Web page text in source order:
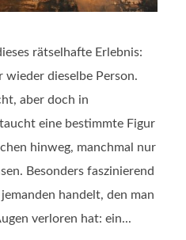
rätselhafte Erlebnis:
wieder dieselbe Person.
aber doch in
eine bestimmte Figur
hinweg, manchmal nur
Besonders faszinierend
handelt, den man
verloren hat: ein...